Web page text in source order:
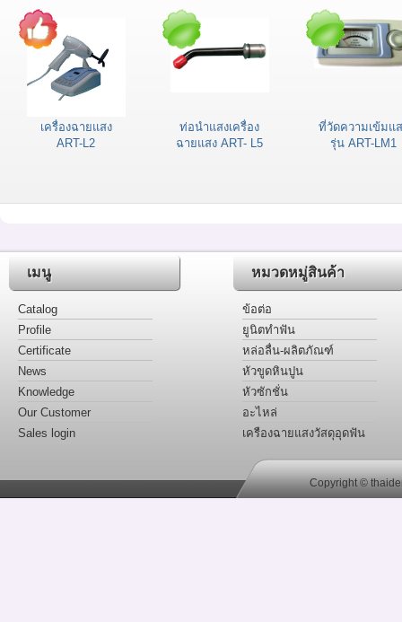
เครื่องฉายแสง
ART-L2
ท่อนำแสงเครื่อง
ฉายแสง ART- L5
ที่วัดความเข้มแ
รุ่น ART-LM1
เมนู
Catalog
Profile
Certificate
News
Knowledge
Our Customer
Sales login
หมวดหมู่สินค้า
ข้อต่อ
ยูนิตทำฟัน
หล่อลื่น-ผลิตภัณฑ์
หัวขูดหินปูน
หัวซักชั่น
อะไหล่
เครืองฉายแสงวัสดุอุดฟัน
Copyright ©